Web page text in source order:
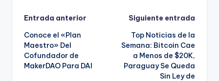
Navegación
de
entradas
Entrada anterior
Conoce el «Plan
Maestro» Del
Cofundador de
MakerDAO Para DAI
Siguiente entrada
Top Noticias de la
Semana: Bitcoin Cae
a Menos de $20K,
Paraguay Se Queda
Sin Ley de